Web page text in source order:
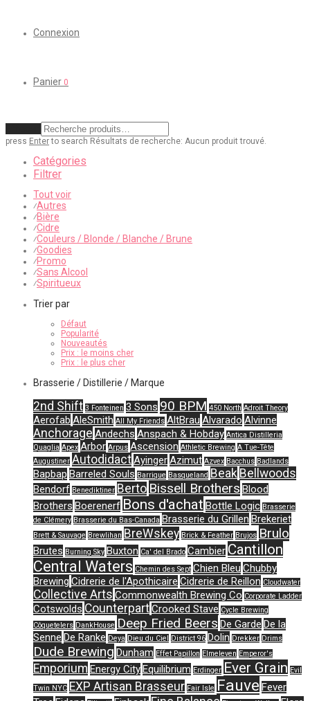
Connexion
Panier 0
press Enterto search Résultats de recherche: Aucun produit trouvé.
Catégories
Filtrer
Tout voir
⁄Autres
⁄Bière
⁄Cidre
⁄Couleurs / Blonde / Blanche / Brune
⁄Goodies
⁄Promo
⁄Sans Alcool
⁄Spiritueux
Trier par
Défaut
Popularité
Nouveautés
Prix : le moins cher
Prix : le plus cher
Brasserie / Distillerie / Marque
2nd Shift 3 Fonteinen 3 Sons 90 BPM 450 North Adroit Theory
Aerofab AleSmith All My Friends AltBrau Alvarado Alvinne
Anchorage Andechs Anspach & Hobday Antica Distilleria
Quaglia Apex Arbor Arpus Ascension Athletic Brewing A Tue-Tête
Augustiner AutodidactAyingerAzimut Azvex Bacchus Badlands
Bapbap Barreled Souls Barrique Basqueland Beak Bellwoods
Bendorf Benediktiner Berto Bissell Brothers Blood
Brothers Boerenerf Bons d'achat Bottle Logic Brasserie
de Clémery Brasserie du Bas-Canada Brasserie du Grillen Brekeriet
Brett & Sauvage Brewlihan BreWskey Brick & Feather Brujos Brulo
Brutes Burning Sky Buxton Ca' del Brado Cambier Cantillon
Central Waters Chemin des Sept Chien Bleu Chubby
Brewing Cidrerie de l'Apothicaire Cidrerie de Reillon Cloudwater
Collective Arts Commonwealth Brewing Co Corporate Ladder
Cotswolds CounterpartCrooked Stave Cycle Brewing
Côquetelers DankHouse Deep Fried Beers De Garde De la
Senne De Ranke Deya Dieu du Ciel District 96 Dolin Drekker Drims
Dude Brewing Dunham Effet Papillon Elmeleven Emperor's
Emporium Energy CityEquilibrium Erdinger Ever Grain Evil
Twin NYC EXP Artisan Brasseur Fair Isle Fauve Fever